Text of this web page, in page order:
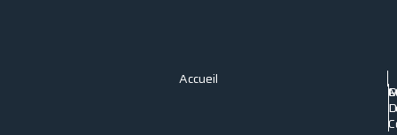
Accueil